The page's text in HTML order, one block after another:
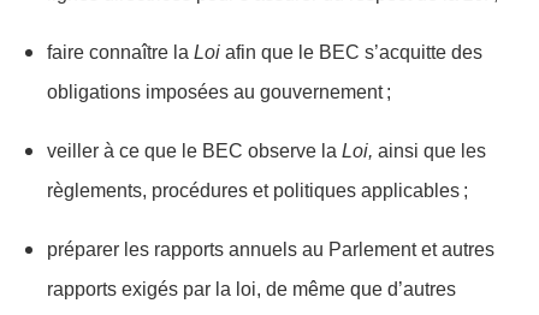
faire connaître la Loi afin que le BEC s’acquitte des
obligations imposées au gouvernement ;
veiller à ce que le BEC observe la Loi, ainsi que les
règlements, procédures et politiques applicables ;
préparer les rapports annuels au Parlement et autres
rapports exigés par la loi, de même que d’autres